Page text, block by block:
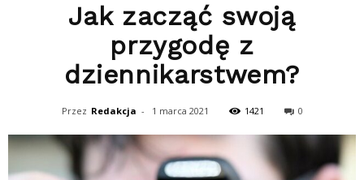
Jak zacząć swoją
przygodę z
dziennikarstwem?
Przez Redakcja - 1 marca 2021 1421 0